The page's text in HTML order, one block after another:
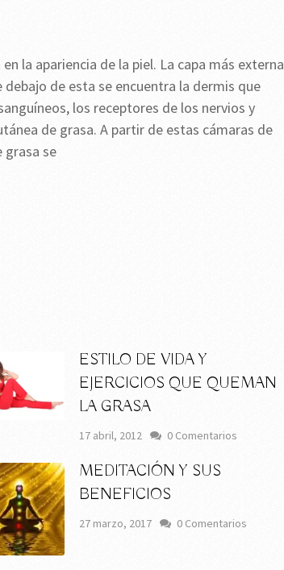
la apariencia de la piel. La capa más externa
de esta se encuentra la dermis que
los receptores de los nervios y
de grasa. A partir de estas cámaras de
grasa se
ESTILO DE VIDA Y
EJERCICIOS QUE QUEMAN
LA GRASA
17 abril, 2012 0 Comentarios
MEDITACIÓN Y SUS
BENEFICIOS
27 marzo, 2017 0 Comentarios